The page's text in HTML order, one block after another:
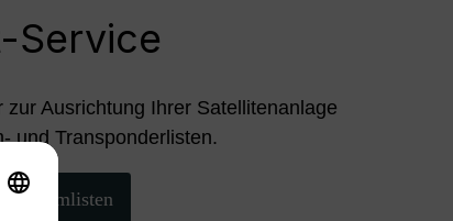
Service
Ausrichtung Ihrer Satellitenanlage
und Transponderlisten.